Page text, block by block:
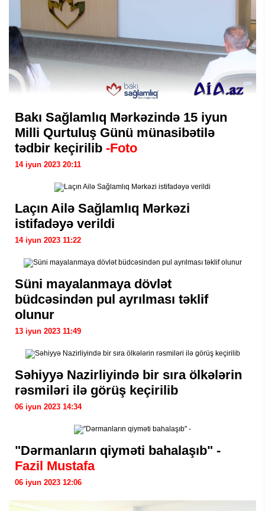
Bakı Sağlamlıq Mərkəzində 15 iyun
Milli Qurtuluş Günü münasibətilə
tədbir keçirilib -Foto
14 iyun 2023 20:11
Laçın Ailə Sağlamlıq Mərkəzi
istifadəyə verildi
14 iyun 2023 11:22
Süni mayalanmaya dövlət
büdcəsindən pul ayrılması təklif
olunur
13 iyun 2023 11:49
Səhiyyə Nazirliyində bir sıra ölkələrin
rəsmiləri ilə görüş keçirilib
06 iyun 2023 14:34
"Dərmanların qiyməti bahalaşıb" -
Fazil Mustafa
06 iyun 2023 12:06